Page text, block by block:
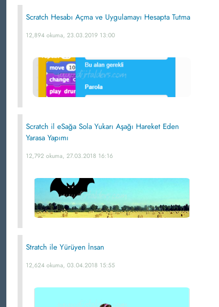
Scratch Hesabı Açma ve Uygulamayı Hesapta Tutma
12,894 okuma, 23.03.2019 13:00
Scratch il eSağa Sola Yukarı Aşağı Hareket Eden
Yarasa Yapımı
12,792 okuma, 27.03.2018 16:16
Stratch ile Yürüyen İnsan
12,624 okuma, 03.04.2018 15:55